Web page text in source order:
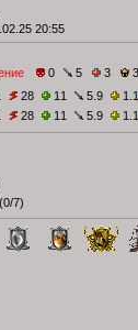
20:55
0 5 3
28 11 5.9 1.1
28 11 5.9 1.1
(0/7)